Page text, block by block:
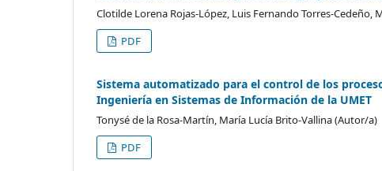
Clotilde Lorena Rojas-López, Luis Fernando Torres-
PDF
Sistema automatizado para el control de los
Ingeniería en Sistemas de Información de la UMET
Tonysé de la Rosa-Martín, María Lucía Brito-Vallina (Autor/a)
PDF